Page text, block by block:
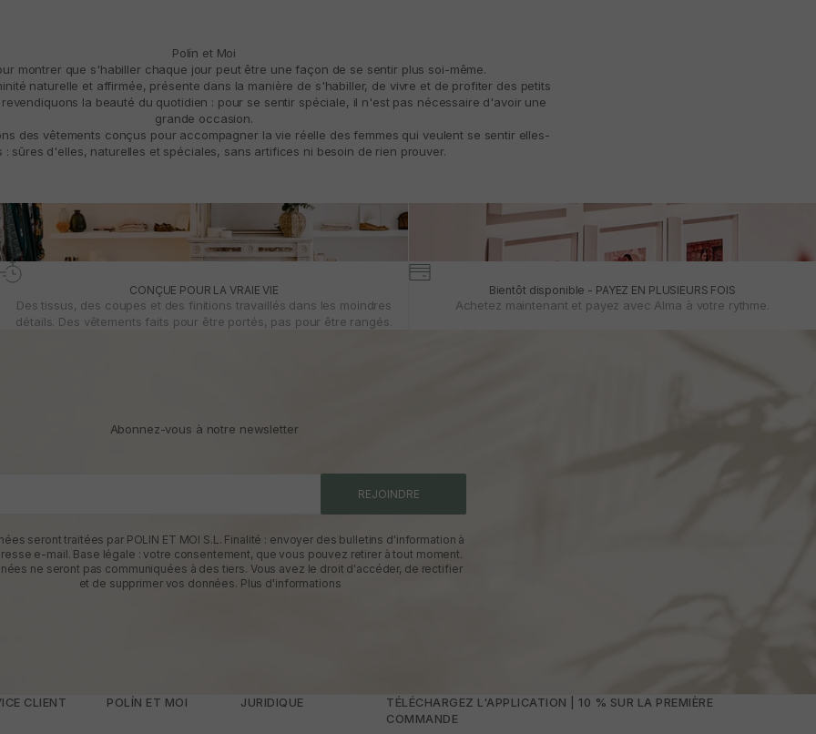
Polín et Moi
montrer que s'habiller chaque jour peut être une façon de se sentir plus soi-même.
naturelle et affirmée, présente dans la manière de s'habiller, de vivre et de profiter des petits
la beauté du quotidien : pour se sentir spéciale, il n'est pas nécessaire d'avoir une
grande occasion.
des vêtements conçus pour accompagner la vie réelle des femmes qui veulent se sentir elles-
: sûres d'elles, naturelles et spéciales, sans artifices ni besoin de rien prouver.
CONÇUE POUR LA VRAIE VIE
Des tissus, des coupes et des finitions travaillés dans les moindres
détails. Des vêtements faits pour être portés, pas pour être rangés.
Bientôt disponible - PAYEZ EN PLUSIEURS FOIS
Achetez maintenant et payez avec Alma à votre rythme.
Abonnez-vous à notre newsletter
REJOINDRE
seront traitées par POLIN ET MOI S.L. Finalité : envoyer des bulletins d'information à
e-mail. Base légale : votre consentement, que vous pouvez retirer à tout moment.
ne seront pas communiquées à des tiers. Vous avez le droit d'accéder, de rectifier
et de supprimer vos données. Plus d'informations
CLIENT POLÍN ET MOI JURIDIQUE
TÉLÉCHARGEZ L'APPLICATION | 10 % SUR LA PREMIÈRE
COMMANDE